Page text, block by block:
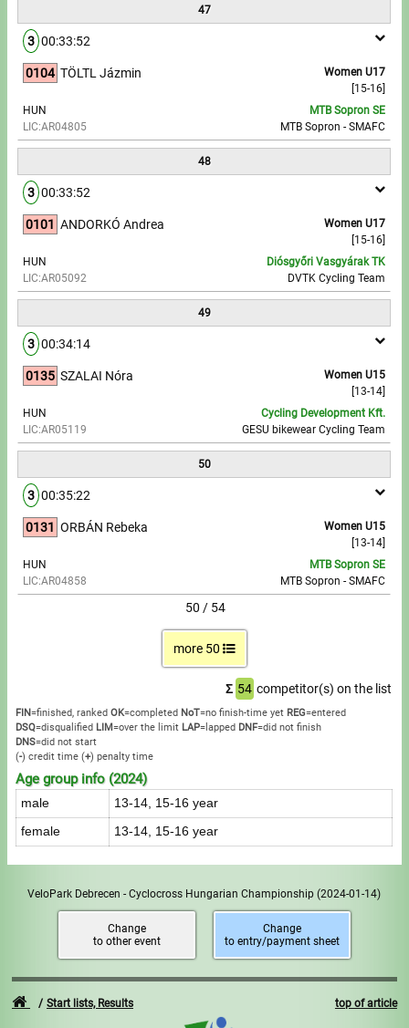
47
3 00:33:52
0104
Women U17
[15-16]
TÖLTL Jázmin
HUN
LIC:AR04805
MTB Sopron SE
MTB Sopron - SMAFC
48
3 00:33:52
0101
Women U17
[15-16]
ANDORKÓ Andrea
HUN
LIC:AR05092
Diósgyőri Vasgyárak TK
DVTK Cycling Team
49
3 00:34:14
0135
Women U15
[13-14]
SZALAI Nóra
HUN
LIC:AR05119
Cycling Development Kft.
GESU bikewear Cycling Team
50
3 00:35:22
0131
Women U15
[13-14]
ORBÁN Rebeka
HUN
LIC:AR04858
MTB Sopron SE
MTB Sopron - SMAFC
50 / 54
more 50
Σ 54 competitor(s) on the list
FIN=finished, ranked OK=completed NoT=no finish-time yet REG=entered
DSQ=disqualified LIM=over the limit LAP=lapped DNF=did not finish
DNS=did not start
(-) credit time (+) penalty time
Age group info (2024)
male 13-14, 15-16 year
female 13-14, 15-16 year
VeloPark Debrecen - Cyclocross Hungarian Championship(2024-01-14)
Change
to other event
Change
to entry/payment sheet
top of article
Start lists, Results